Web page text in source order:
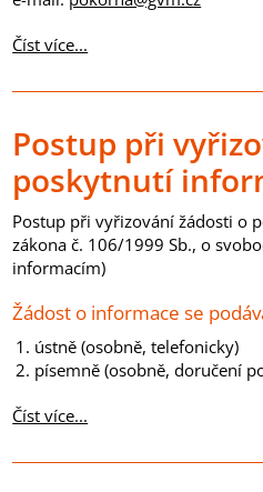
Číst více...
Postup při
poskytnutí
Postup při vyřizování žádosti o
zákona č. 106/1999 Sb., o
informacím)
Žádost o informace se
ústně (osobně, telefonicky)
písemně (osobně, doručení
Číst více...